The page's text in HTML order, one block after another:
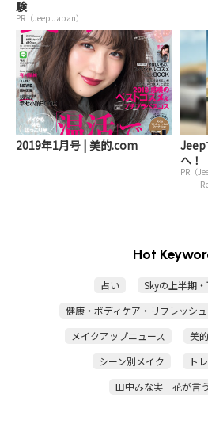
験
PR（Jeep Japan）
2019年1月号 | 美的.com
Jeep
へ！
PR（
Hot
占い
Skyの上半期
健康・ボディケア・リフレッシュ
メイクアップニュース
美
シーン別メイク
ト
田中みな実｜花が言